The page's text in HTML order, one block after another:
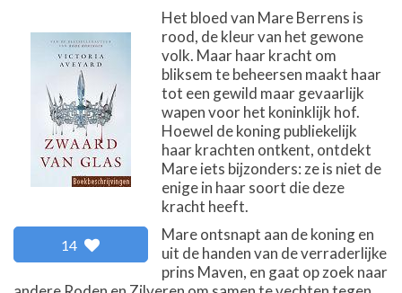
14
Het bloed van Mare Berrens is
rood, de kleur van het gewone
volk. Maar haar kracht om
bliksem te beheersen maakt haar
tot een gewild maar gevaarlijk
wapen voor het koninklijk hof.
Hoewel de koning publiekelijk
haar krachten ontkent, ontdekt
Mare iets bijzonders: ze is niet de
enige in haar soort die deze
kracht heeft.
Mare ontsnapt aan de koning en
uit de handen van de verraderlijke
prins Maven, en gaat op zoek naar